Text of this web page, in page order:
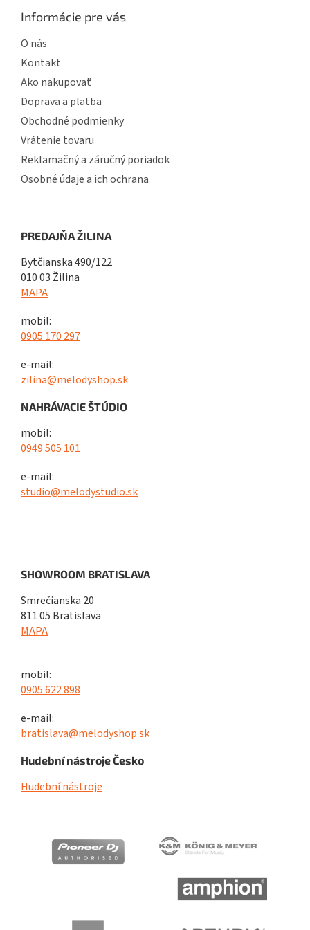
Informácie pre vás
O nás
Kontakt
Ako nakupovať
Doprava a platba
Obchodné podmienky
Vrátenie tovaru
Reklamačný a záručný poriadok
Osobné údaje a ich ochrana
PREDAJŇA ŽILINA
Bytčianska 490/122
010 03 Žilina
MAPA
mobil:
0905 170 297
e-mail:
zilina@melodyshop.sk
NAHRÁVACIE ŠTÚDIO
mobil:
0949 505 101
e-mail:
studio@melodystudio.sk
SHOWROOM BRATISLAVA
Smrečianska 20
811 05 Bratislava
MAPA
mobil:
0905 622 898
e-mail:
bratislava@melodyshop.sk
Hudební nástroje Česko
Hudební nástroje